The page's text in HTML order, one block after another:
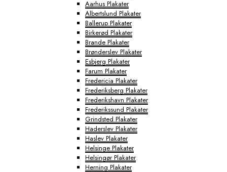
Aarhus Plakater
Albertslund Plakater
Ballerup Plakater
Birkerød Plakater
Brande Plakater
Brønderslev Plakater
Esbjerg Plakater
Farum Plakater
Fredericia Plakater
Frederiksberg Plakater
Frederikshavn Plakater
Frederikssund Plakater
Grindsted Plakater
Haderslev Plakater
Haslev Plakater
Helsinge Plakater
Helsingør Plakater
Herning Plakater